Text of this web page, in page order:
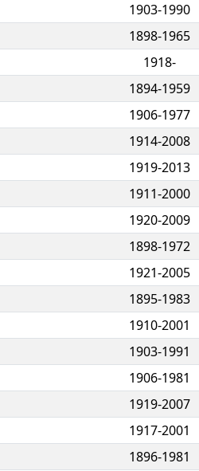
1903-1990
1898-1965
1918-
1894-1959
1906-1977
1914-2008
1919-2013
1911-2000
1920-2009
1898-1972
1921-2005
1895-1983
1910-2001
1903-1991
1906-1981
1919-2007
1917-2001
1896-1981